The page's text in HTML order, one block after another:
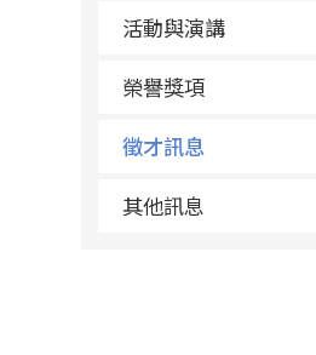
活動與演講
榮譽獎項
徵才訊息
其他訊息